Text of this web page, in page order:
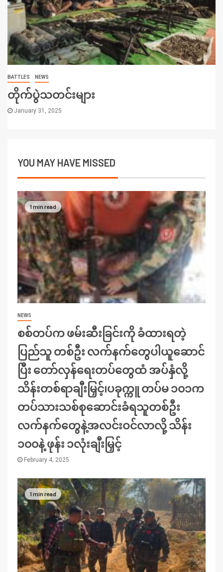
BATTLES NEWS
တိုက်ပွဲသတင်းများ
January 31, 2025
YOU MAY HAVE MISSED
1 min read
NEWS
စစ်တပ်က ဖမ်းဆီးခြင်းကို ခံထားရတဲ့
ပြည်သူ တစ်ဦး လက်နက်တွေပါယူဆောင်
ပြီး တော်လှန်ရေးတပ်တွေထံ အပ်နှံလို့
သိန်းတစ်ရာချီးမြှင့်၊ပခုက္ကူ တပ်မ ၁၀၁က
တပ်သားသစ်စုဆောင်းခံရသူတစ်ဦး
လက်နက်တွေနဲ့အလင်းဝင်လာလို့ သိန်း
၁၀၀နဲ့ ဖုန်း ၁လုံးချီးမြှင့်
February 4, 2025
1 min read